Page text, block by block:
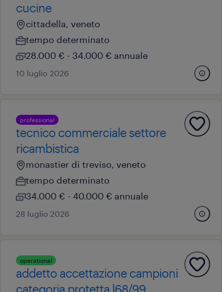
cucine
cittadella, veneto
tempo determinato
28.000 € - 34.000 € annuale
10 luglio 2026
professional
tecnico commerciale settore
ricambistica
monastier di treviso, veneto
tempo determinato
34.000 € - 40.000 € annuale
28 luglio 2026
operational
addetto accettazione campioni
categoria protetta l68/99